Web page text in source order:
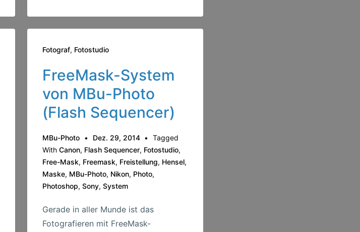
Fotograf, Fotostudio
FreeMask-System
von MBu-Photo
(Flash Sequencer)
MBu-Photo Dez. 29, 2014
Tagged
With Canon, Flash Sequencer, Fotostudio,
Free-Mask, Freemask, Freistellung, Hensel,
Maske, MBu-Photo, Nikon, Photo,
Photoshop, Sony, System
Gerade in aller Munde ist das
Fotografieren mit FreeMask-